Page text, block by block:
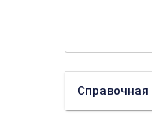
Справочная